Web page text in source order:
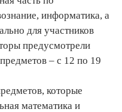
информатика, а
для участников
предусмотрели
– с 12 по 19
которые
математика и